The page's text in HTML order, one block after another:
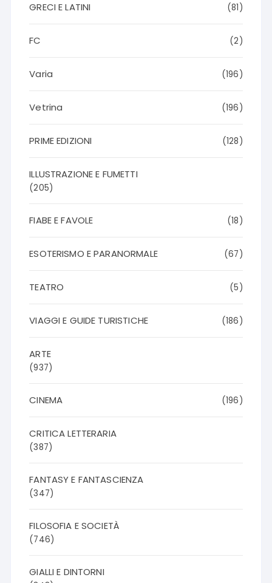
GRECI E LATINI (81)
FC (2)
Varia (196)
Vetrina (196)
PRIME EDIZIONI (128)
ILLUSTRAZIONE E FUMETTI
(205)
FIABE E FAVOLE (18)
ESOTERISMO E PARANORMALE (67)
TEATRO (5)
VIAGGI E GUIDE TURISTICHE (186)
ARTE
(937)
CINEMA (196)
CRITICA LETTERARIA
(387)
FANTASY E FANTASCIENZA
(347)
FILOSOFIA E SOCIETÀ
(746)
GIALLI E DINTORNI